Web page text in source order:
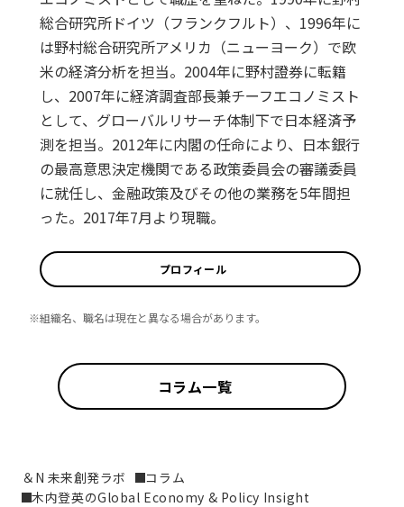
総合研究所ドイツ（フランクフルト）、1996年に
は野村総合研究所アメリカ（ニューヨーク）で欧
米の経済分析を担当。2004年に野村證券に転籍
し、2007年に経済調査部長兼チーフエコノミスト
として、グローバルリサーチ体制下で日本経済予
測を担当。2012年に内閣の任命により、日本銀行
の最高意思決定機関である政策委員会の審議委員
に就任し、金融政策及びその他の業務を5年間担
った。2017年7月より現職。
プロフィール
※組織名、職名は現在と異なる場合があります。
コラム一覧
＆N 未来創発ラボ
コラム
木内登英のGlobal Economy & Policy Insight